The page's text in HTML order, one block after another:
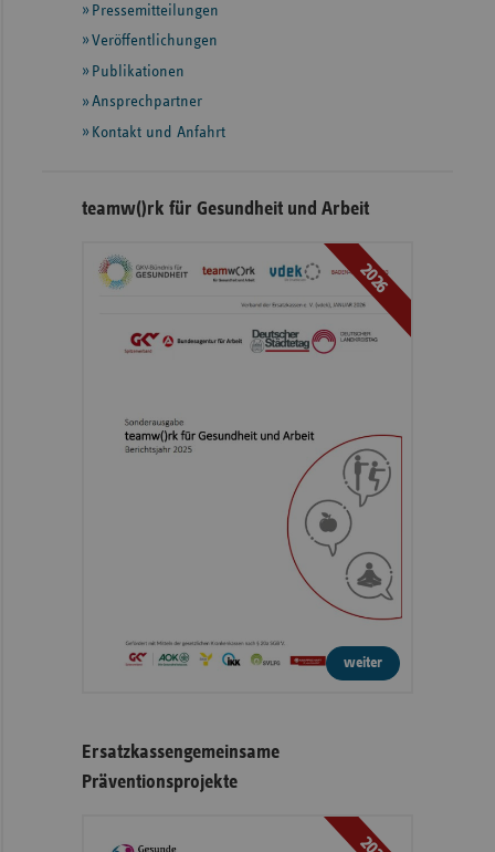
InformationenPressemitteilungen
Veröffentlichungen
Publikationen
Ansprechpartner
Kontakt und Anfahrt
teamw()rk für Gesundheit und Arbeit
2026
weiter
Ersatzkassengemeinsame
Präventionsprojekte